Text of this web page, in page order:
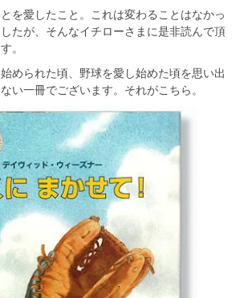
を愛したこと。これは変わることはなかっ
たが、そんなイチローさまに是非読んで頂
。
められた頃、野球を愛し始めた頃を思い出
い一冊でございます。それがこちら。